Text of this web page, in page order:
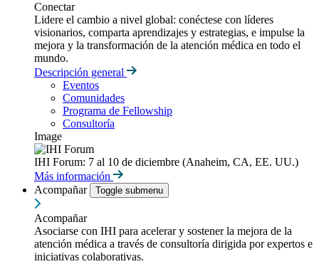
Conectar
Lidere el cambio a nivel global: conéctese con líderes
visionarios, comparta aprendizajes y estrategias, e impulse la
mejora y la transformación de la atención médica en todo el
mundo.
Descripción general
Eventos
Comunidades
Programa de Fellowship
Consultoría
Image
IHI Forum: 7 al 10 de diciembre (Anaheim, CA, EE. UU.)
Más información
Acompañar
Toggle submenu
Acompañar
Asociarse con IHI para acelerar y sostener la mejora de la
atención médica a través de consultoría dirigida por expertos e
iniciativas colaborativas.